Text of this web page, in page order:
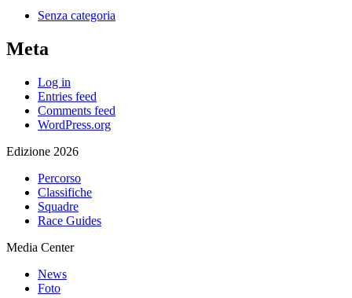
Senza categoria
Meta
Log in
Entries feed
Comments feed
WordPress.org
Edizione 2026
Percorso
Classifiche
Squadre
Race Guides
Media Center
News
Foto